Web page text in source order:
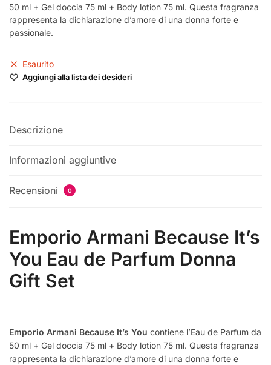
originale
€110,00.
attuale
€64,90.
50 ml + Gel doccia 75 ml + Body lotion 75 ml. Questa fragranza
rappresenta la dichiarazione d’amore di una donna forte e
passionale.
Esaurito
Aggiungi alla lista dei desideri
Descrizione
Informazioni aggiuntive
Recensioni 0
Emporio Armani Because It’s
You Eau de Parfum Donna
Gift Set
Emporio Armani Because It’s You contiene l’Eau de Parfum da
50 ml + Gel doccia 75 ml + Body lotion 75 ml. Questa fragranza
rappresenta la dichiarazione d’amore di una donna forte e